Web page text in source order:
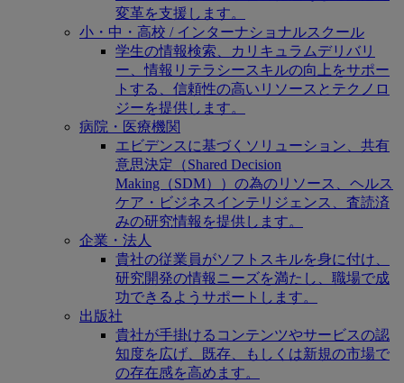
変革を支援します。
小・中・高校 / インターナショナルスクール
学生の情報検索、カリキュラムデリバリ
ー、情報リテラシースキルの向上をサポー
トする、信頼性の高いリソースとテクノロ
ジーを提供します。
病院・医療機関
エビデンスに基づくソリューション、共有
意思決定（Shared Decision
Making（SDM））の為のリソース、ヘルス
ケア・ビジネスインテリジェンス、査読済
みの研究情報を提供します。
企業・法人
貴社の従業員がソフトスキルを身に付け、
研究開発の情報ニーズを満たし、職場で成
功できるようサポートします。
出版社
貴社が手掛けるコンテンツやサービスの認
知度を広げ、既存、もしくは新規の市場で
の存在感を高めます。